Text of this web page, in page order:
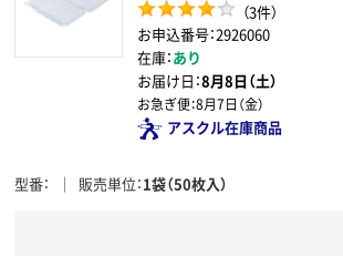
（3件）
お申込番号：2926060
在庫：あり
お届け日：8月8日（土）
お急ぎ便：8月7日（金）
アスクル在庫商品
型番 販売単位 1袋（50枚入）